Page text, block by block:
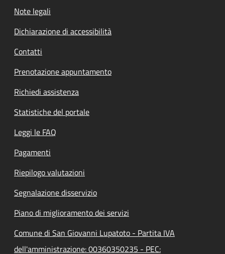
Note legali
Dichiarazione di accessibilità
Contatti
Prenotazione appuntamento
Richiedi assistenza
Statistiche del portale
Leggi le FAQ
Pagamenti
Riepilogo valutazioni
Segnalazione disservizio
Piano di miglioramento dei servizi
Comune di San Giovanni Lupatoto - Partita IVA
dell'amministrazione: 00360350235 - PEC: